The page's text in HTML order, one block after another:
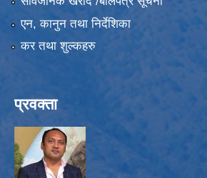
एन, कानुन तथा निर्देशिका
कर तथा शुल्कहरु
प्रवक्ता